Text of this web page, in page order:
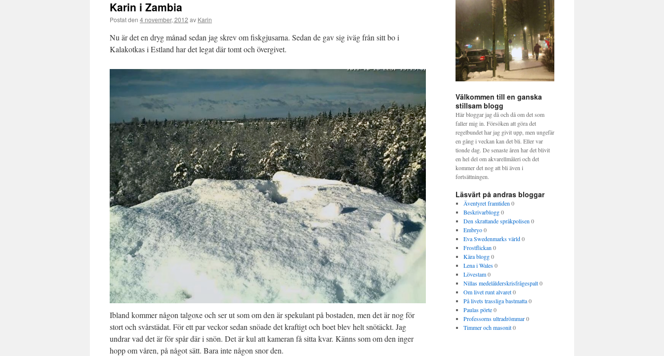
Karin i Zambia
Postat den 4 november, 2012 av Karin
Nu är det en dryg månad sedan jag skrev om fiskgjusarna. Sedan de gav sig iväg från sitt bo i
Kalakotkas i Estland har det legat där tomt och övergivet.
Ibland kommer någon talgoxe och ser ut som om den är spekulant på bostaden, men det är nog för
stort och svårstädat. För ett par veckor sedan snöade det kraftigt och boet blev helt snötäckt. Jag
undrar vad det är för spår där i snön. Det är kul att kameran få sitta kvar. Känns som om den inger
hopp om våren, på något sätt. Bara inte någon snor den.
Välkommen till en ganska
stillsam blogg
Här bloggar jag då och då om det som
faller mig in. Försöken att göra det
regelbundet har jag givit upp, men ungefär
en gång i veckan kan det bli. Eller var
tionde dag. De senaste åren har det blivit
en hel del om akvarellmåleri och det
kommer det nog att bli även i
fortsättningen.
Läsvärt på andras bloggar
Äventyret framtiden 0
Beskrivarblogg0
Den skrattande språkpolisen 0
Embryo0
Eva Swedenmarks värld0
Frostflickan 0
Kära blogg0
Lena i Wales0
Lövestam0
Nillas medelålderskrisfrågespalt0
Om livet runt alvaret0
På livets trassliga bastmatta0
Paulas pörte0
Professorns ultradrömmar0
Timmer och masonit0